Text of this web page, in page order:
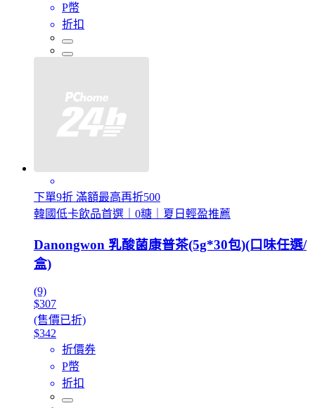
P幣
折扣
下單9折 滿額最高再折500
韓國低卡飲品首選｜0糖｜夏日輕盈推薦
Danongwon 乳酸菌康普茶(5g*30包)(口味任選/
盒)
(9)
$307
(售價已折)
$342
折價券
P幣
折扣